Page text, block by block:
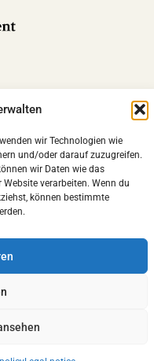
wir Technologien wie
und/oder darauf zuzugreifen.
wir Daten wie das
verarbeiten. Wenn du
können bestimmte
YouTube